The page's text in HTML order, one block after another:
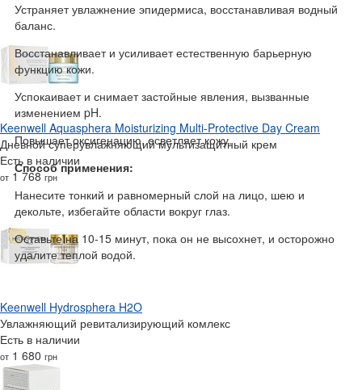
Устраняет увлажнение эпидермиса, восстанавливая водный
баланс.
Восстанавливает и усиливает естественную барьерную
функцию кожи.
Успокаивает и снимает застойные явления, вызванные
изменением pH.
Повышает оксигенацию, осветляет кожу.
Способ применения:
Нанесите тонкий и равномерный слой на лицо, шею и
декольте, избегайте области вокруг глаз.
Оставьте на 10-15 минут, пока он не высохнет, и осторожно
удалите теплой водой.
Keenwell Aquasphera Moisturizing Multi-Protective Day Cream
Дневной суперувлажняющий мультизащитный крем
Есть в наличии
от 1 768грн
Keenwell Hydrosphera H2O
Увлажняющий ревитализирующий комлекс
Есть в наличии
от 1 680 грн